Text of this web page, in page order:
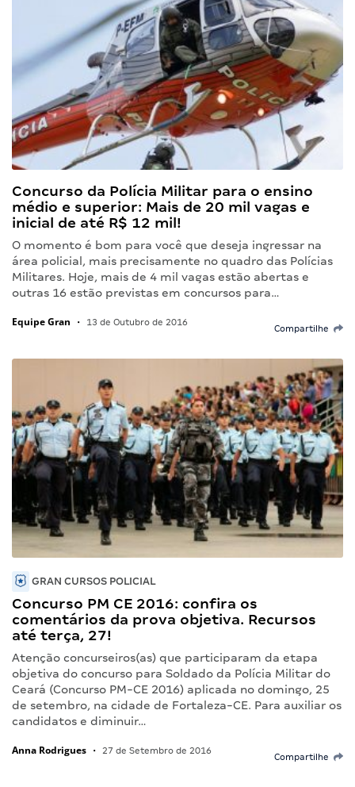
Concurso da Polícia Militar para o ensino
médio e superior: Mais de 20 mil vagas e
inicial de até R$ 12 mil!
O momento é bom para você que deseja ingressar na
área policial, mais precisamente no quadro das Polícias
Militares. Hoje, mais de 4 mil vagas estão abertas e
outras 16 estão previstas em concursos para…
Equipe Gran • 13 de Outubro de 2016
Compartilhe
GRAN CURSOS POLICIAL
Concurso PM CE 2016: confira os
comentários da prova objetiva. Recursos
até terça, 27!
Atenção concurseiros(as) que participaram da etapa
objetiva do concurso para Soldado da Polícia Militar do
Ceará (Concurso PM-CE 2016) aplicada no domingo, 25
de setembro, na cidade de Fortaleza-CE. Para auxiliar os
candidatos e diminuir…
Anna Rodrigues • 27 de Setembro de 2016
Compartilhe